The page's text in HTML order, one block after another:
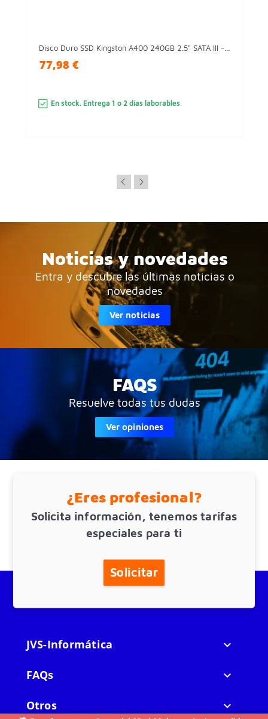
Disco Duro SSD Kingston A400 240GB 2.5" SATA III -...
77,98 €
En stock. Entrega 1 o 2 días laborables
Noticias y novedades
Entra y descubre las últimas noticias o
novedades
Ver noticias
FAQS
Resuelve todas tus dudas
Ver opiniones
¿Eres profesional?
Solicita información, tenemos tarifas
especiales para ti
Solicitar
JVS-Informática 
FAQs 
Otros 